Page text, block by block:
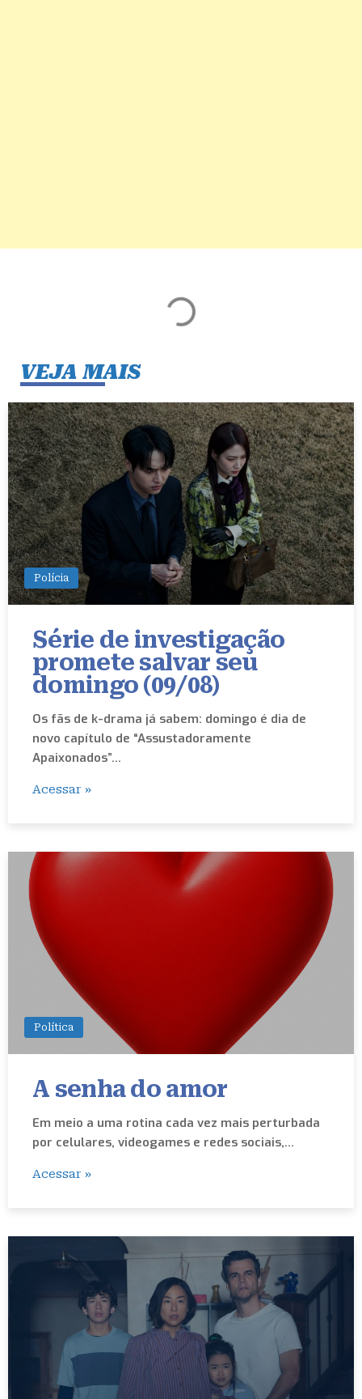
VEJA MAIS
Polícia
Série de investigação
promete salvar seu
domingo (09/08)
Os fãs de k-drama já sabem: domingo é dia de
novo capítulo de “Assustadoramente
Apaixonados”…
Acessar »
Política
A senha do amor
Em meio a uma rotina cada vez mais perturbada
por celulares, videogames e redes sociais,…
Acessar »